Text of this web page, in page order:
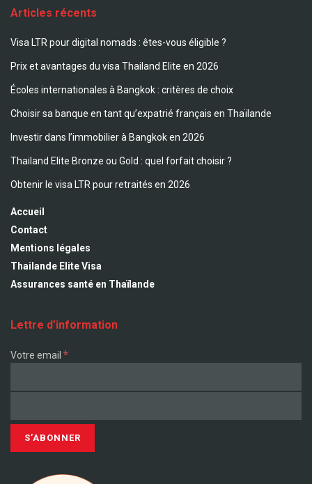
Articles récents
Visa LTR pour digital nomads : êtes-vous éligible ?
Prix et avantages du visa Thailand Elite en 2026
Écoles internationales à Bangkok : critères de choix
Choisir sa banque en tant qu’expatrié français en Thaïlande
Investir dans l’immobilier à Bangkok en 2026
Thailand Elite Bronze ou Gold : quel forfait choisir ?
Obtenir le visa LTR pour retraités en 2026
Accueil
Contact
Mentions légales
Thailande Elite Visa
Assurances santé en Thaïlande
Lettre d’information
Votre email *